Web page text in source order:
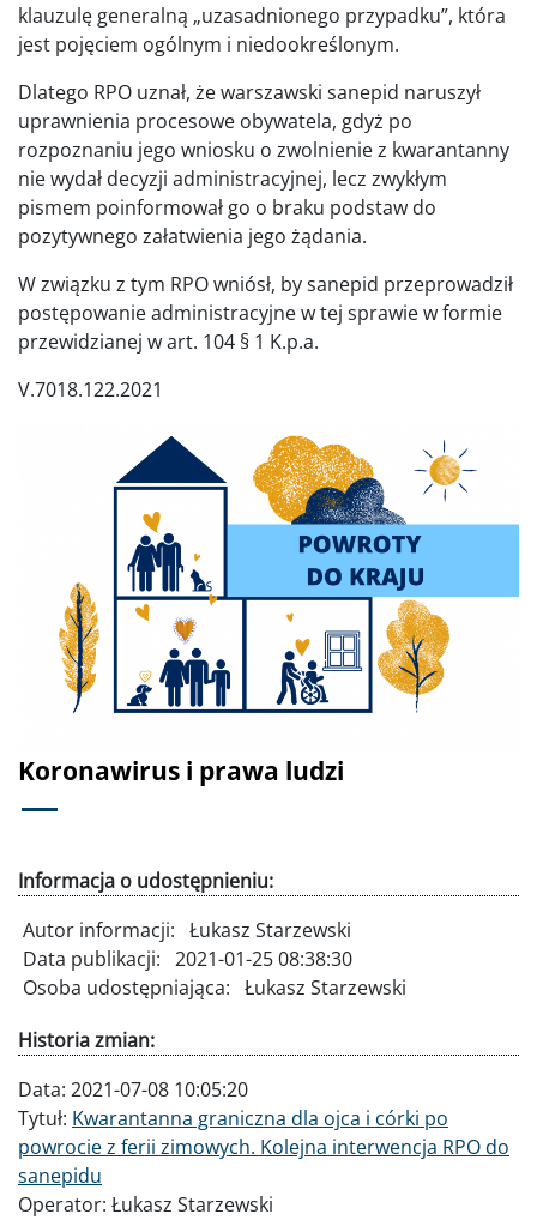
klauzulę generalną „uzasadnionego przypadku”, która
jest pojęciem ogólnym i niedookreślonym.
Dlatego RPO uznał, że warszawski sanepid naruszył
uprawnienia procesowe obywatela, gdyż po
rozpoznaniu jego wniosku o zwolnienie z kwarantanny
nie wydał decyzji administracyjnej, lecz zwykłym
pismem poinformował go o braku podstaw do
pozytywnego załatwienia jego żądania.
W związku z tym RPO wniósł, by sanepid przeprowadził
postępowanie administracyjne w tej sprawie w formie
przewidzianej w art. 104 § 1 K.p.a.
V.7018.122.2021
Koronawirus i prawa ludzi
Poprzednie
Informacja o udostępnieniu:
Autor informacji: Łukasz Starzewski
Data publikacji: 2021-01-25 08:38:30
Osoba udostępniająca: Łukasz Starzewski
Historia zmian:
Data: 2021-07-08 10:05:20
Tytuł: Kwarantanna graniczna dla ojca i córki po
powrocie z ferii zimowych. Kolejna interwencja RPO do
sanepidu
Operator: Łukasz Starzewski